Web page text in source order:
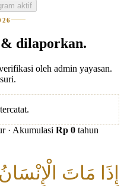
aktif
dilaporkan.
oleh admin yayasan.
· Akumulasi Rp 0 tahun
إِذَا مَاتَ